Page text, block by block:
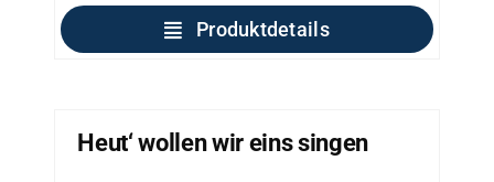
Produktdetails
Heut‘ wollen wir eins singen